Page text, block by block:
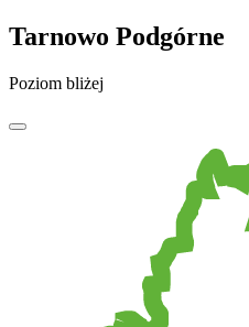
Tarnowo Podgórne
Poziom bliżej